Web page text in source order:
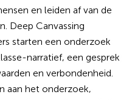
en leiden af van de
Deep Canvassing
starten een onderzoek
narratief, een gesprek
en verbondenheid.
aan het onderzoek,